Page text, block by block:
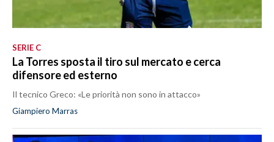
SERIE C
La Torres sposta il tiro sul mercato e cerca
difensore ed esterno
Il tecnico Greco: «Le priorità non sono in attacco»
Giampiero Marras